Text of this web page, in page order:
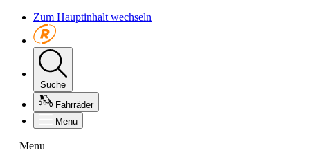
Zum Hauptinhalt wechseln
Suche
Fahrräder
Menu
Menu